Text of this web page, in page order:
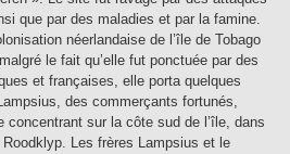
que par des maladies et par la famine.
néerlandaise de l’île de Tobago
le fait qu’elle fut ponctuée par des
et françaises, elle porta quelques
des commerçants fortunés,
concentrant sur la côte sud de l’île, dans
Les frères Lampsius et le